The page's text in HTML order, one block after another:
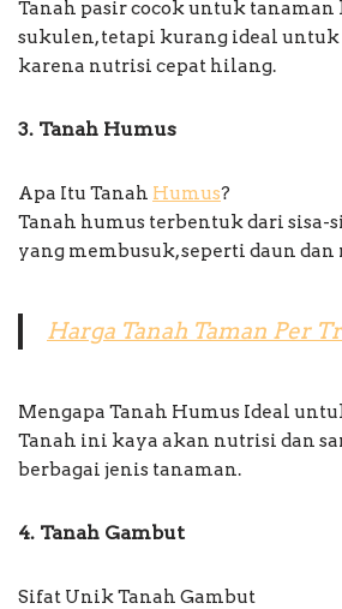
Tanah pasir cocok untuk tanaman
sukulen, tetapi kurang ideal untuk
karena nutrisi cepat hilang.
3. Tanah Humus
Apa Itu Tanah Humus?
Tanah humus terbentuk dari sisa-
yang membusuk, seperti daun
Harga Tanah Taman Per
Mengapa Tanah Humus Ideal
Tanah ini kaya akan nutrisi dan
berbagai jenis tanaman.
4. Tanah Gambut
Sifat Unik Tanah Gambut